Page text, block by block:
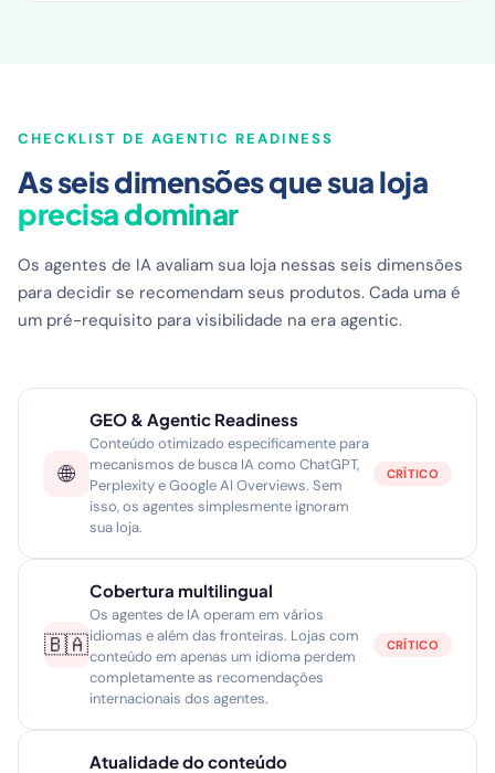
CHECKLIST DE AGENTIC READINESS
As seis dimensões que sua loja
precisa dominar
Os agentes de IA avaliam sua loja nessas seis dimensões
para decidir se recomendam seus produtos. Cada uma é
um pré-requisito para visibilidade na era agentic.
🌐
GEO & Agentic Readiness
Conteúdo otimizado especificamente para
mecanismos de busca IA como ChatGPT,
Perplexity e Google AI Overviews. Sem
isso, os agentes simplesmente ignoram
sua loja.
CRÍTICO
🇧🇦
Cobertura multilingual
Os agentes de IA operam em vários
idiomas e além das fronteiras. Lojas com
conteúdo em apenas um idioma perdem
completamente as recomendações
internacionais dos agentes.
CRÍTICO
Atualidade do conteúdo